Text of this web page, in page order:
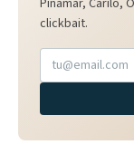
Pinamar, Cariló,
clickbait.